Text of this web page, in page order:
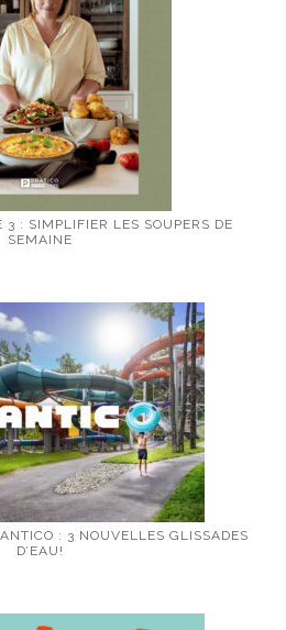
3 : SIMPLIFIER LES SOUPERS DE
SEMAINE
: 3 NOUVELLES GLISSADES
D’EAU!